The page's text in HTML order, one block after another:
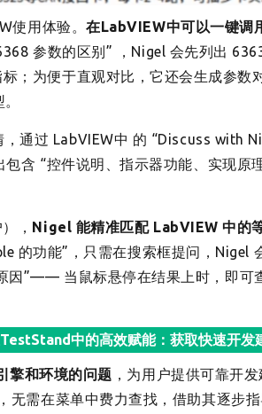
使用体验。在LabVIEW中可以一键调
参数的区别” ，Nigel 会先列出
；为便于直观对比，它还会生成参数
通过 LabVIEW中 的 “Discuss with
包含 “控件说明、指示器功能、实现原
， Nigel 能精准匹配 LabVIEW 中的
的功能”，只需在搜索框提问，Nigel
因”—— 当鼠标悬停在结果上时，即可
中的高效赋能：获取快速开发
擎和环境的问题 ，为用户提供可靠开
，无需在菜单中费力查找，借助其逐步